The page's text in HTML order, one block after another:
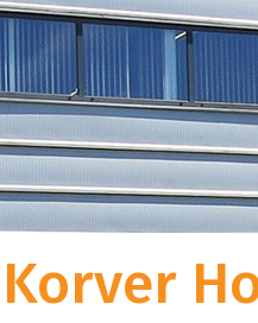
veilig op te
aan het goede
van bijna 20.000
nieuwe
11 te Uden, vlakbij
capaciteit
van warehousing en
oplossingen van
omkijken meer naar de
Fueled
Bij
onze
logistiek
duurzame
Korver